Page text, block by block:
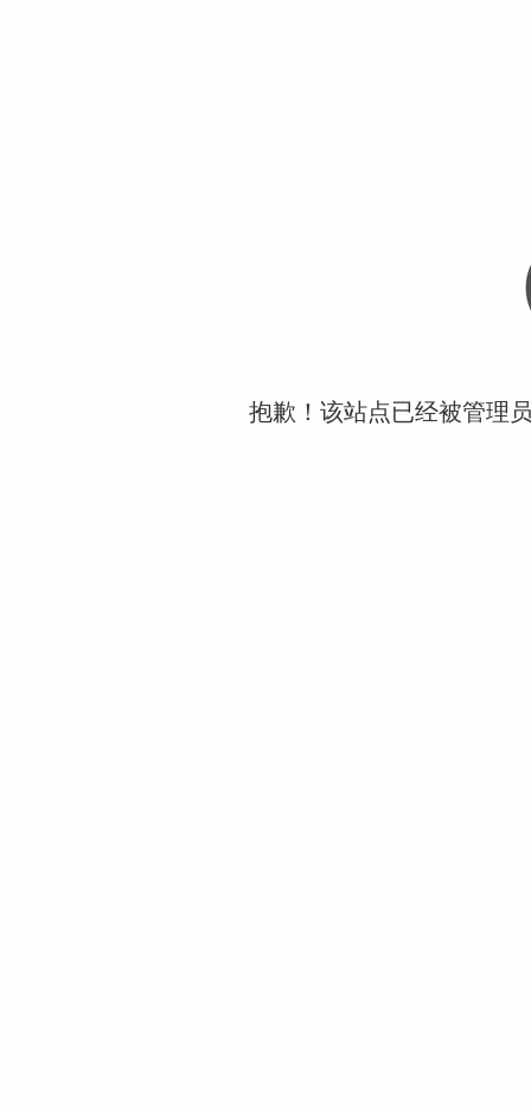
抱歉！该站点已经被管理